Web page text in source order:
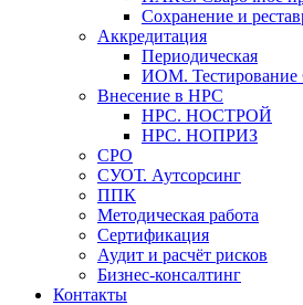
Сохранение и
Аккредитация
Периодическая
ИОМ.
Внесение в НРС
НРС. НОСТРОЙ
НРС. НОПРИЗ
СРО
СУОТ. Аутсорсинг
ППК
Методическая работа
Сертификация
Аудит и расчёт рисков
Бизнес-консалтинг
Контакты